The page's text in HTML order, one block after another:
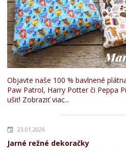
Objavte naše 100 % bavlnené
Paw Patrol, Harry Potter či Peppa
ušiť! Zobraziť viac...
23.01.2026
Jarné režné dekoračky